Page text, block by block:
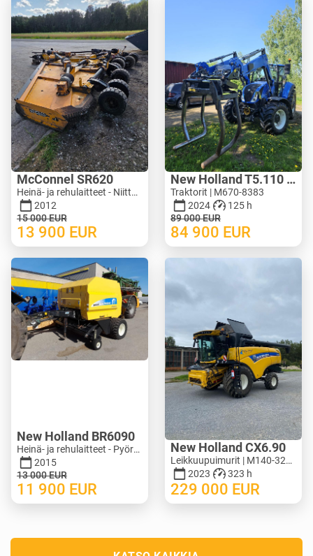
McConnel SR620
Heinä- ja rehulaitteet - Niittokoneet | M620-1071
2012
15 000EUR
13 900 EUR
New Holland T5.110 ElectroCommand
Traktorit | M670-8383
2024
125 h
89 000EUR
84 900 EUR
New Holland BR6090
Heinä- ja rehulaitteet - Pyöröpaalaimet | M388-0128
2015
13 000EUR
11 900 EUR
New Holland CX6.90
Leikkuupuimurit | M140-3278
2023
323 h
229 000 EUR